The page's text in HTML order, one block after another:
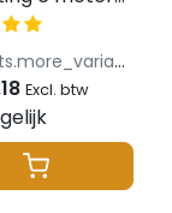
TEGEL
-
GIPS300,
GIPS400,
products.more_variants_available
Excl. btw